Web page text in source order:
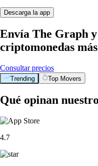
Descarga la app
Envía The Graph y
criptomonedas más
Consultar precios
Trending Top Movers
Qué opinan
4.7